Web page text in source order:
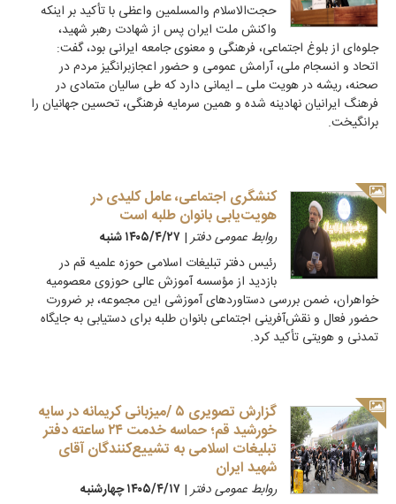
حجت‌الاسلام والمسلمین واعظی با تأکید بر اینکه
واکنش ملت ایران پس از شهادت رهبر شهید،
جلوه‌ای از بلوغ اجتماعی، فرهنگی و معنوی جامعه ایرانی بود، گفت:
اتحاد و انسجام ملی، آرامش عمومی و حضور اعجازبرانگیز مردم در
صحنه، ریشه در هویت ملی ـ ایمانی دارد که طی سالیان متمادی در
فرهنگ ایرانیان نهادینه شده و همین سرمایه فرهنگی، تحسین جهانیان را
برانگیخت.
کنشگری اجتماعی، عامل کلیدی در
هویت‌یابی بانوان طلبه است
روابط عمومی دفتر| ۱۴۰۵/۴/۲۷ شنبه
رئیس دفتر تبلیغات اسلامی حوزه علمیه قم در
بازدید از مؤسسه آموزش عالی حوزوی معصومیه
خواهران، ضمن بررسی دستاوردهای آموزشی این مجموعه، بر ضرورت
حضور فعال و نقش‌آفرینی اجتماعی بانوان طلبه برای دستیابی به جایگاه
تمدنی و هویتی تأکید کرد.
گزارش تصویری ۵ /میزبانی کریمانه در سایه
خورشید قم؛ حماسه خدمت ۲۴ ساعته دفتر
تبلیغات اسلامی به تشییع‌کنندگان آقای
شهید ایران
روابط عمومی دفتر| ۱۴۰۵/۴/۱۷ چهارشنبه